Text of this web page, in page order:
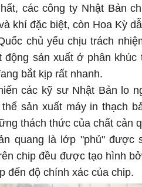
các công ty Nhật Bản
khí đặc biệt, còn Hoa Kỳ
chủ yếu chịu trách
động sản xuất ở phân
bắt kịp rất nhanh.
các kỹ sư Nhật Bản lo
sản xuất máy in thạch
thách thức của chất cản
quang là lớp "phủ" được
chip đều được tạo hình
đến độ chính xác của chip.